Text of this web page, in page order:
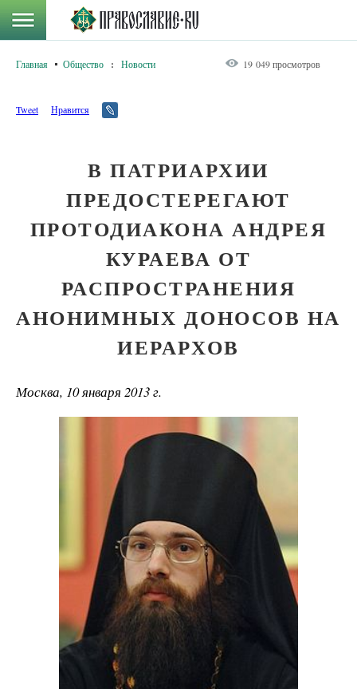
Главная Общество : Новости 19 049 просмотров
Tweet Нравится
В ПАТРИАРХИИ
ПРЕДОСТЕРЕГАЮТ
ПРОТОДИАКОНА АНДРЕЯ
КУРАЕВА ОТ
РАСПРОСТРАНЕНИЯ
АНОНИМНЫХ ДОНОСОВ НА
ИЕРАРХОВ
Москва, 10 января 2013 г.